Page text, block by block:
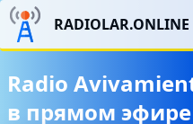
RADIOLAR.ONLINE
Radio
в прямом эфире